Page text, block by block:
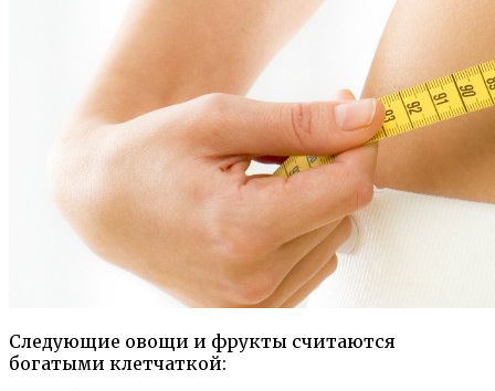
Следующие овощи и фрукты считаются
богатыми клетчаткой: